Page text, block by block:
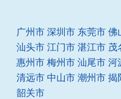
广州市 深圳市 东莞市 佛
汕头市 江门市 湛江市 茂
惠州市 梅州市 汕尾市 河
清远市 中山市 潮州市 揭
韶关市